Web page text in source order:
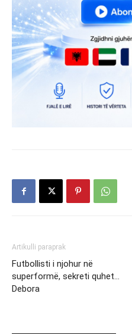
Artikulli paraprak
Futbollisti i njohur në
superformë, sekreti quhet…
Debora